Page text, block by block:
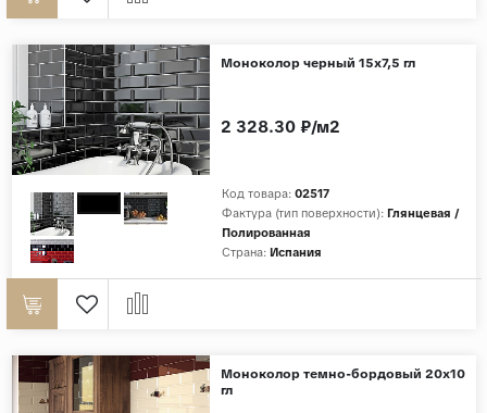
Моноколор черный 15х7,5 гл
Код товара: 02517
Фактура (тип поверхности): Глянцевая /
Полированная
Страна: Испания
2 328.30 ₽/м2
Моноколор темно-бордовый 20х10
гл